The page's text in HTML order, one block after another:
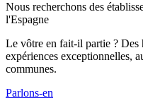
Nous recherchons des
l'Espagne
Le vôtre en fait-il partie ? Des
expériences exceptionnelles,
communes.
Parlons-en